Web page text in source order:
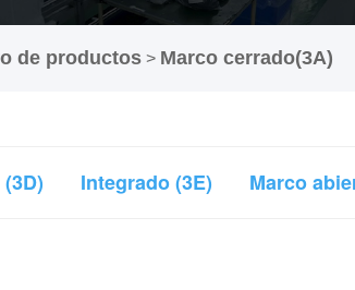
táctiles.
de productos> Marco cerrado(3A)
Integrado (3E) Marco